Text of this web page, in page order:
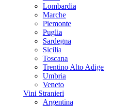
Lombardia
Marche
Piemonte
Puglia
Sardegna
Sicilia
Toscana
Trentino Alto Adige
Umbria
Veneto
Vini Stranieri
Argentina